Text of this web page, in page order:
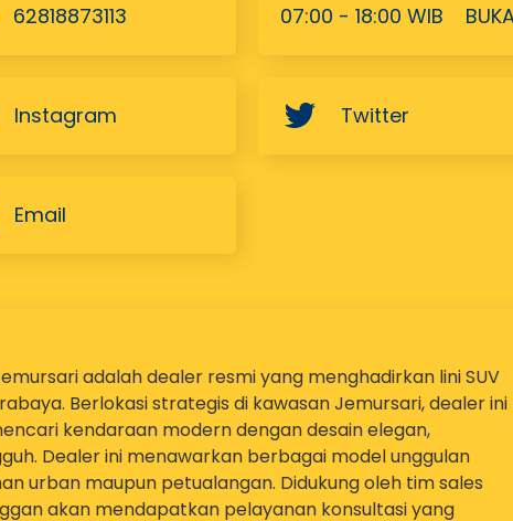
62818873113 07:00 - 18:00 WIB
adalah dealer resmi yang menghadirkan lini SUV
Berlokasi strategis di kawasan Jemursari, dealer ini
kendaraan modern dengan desain elegan,
Dealer ini menawarkan berbagai model unggulan
urban maupun petualangan. Didukung oleh tim sales
akan mendapatkan pelayanan konsultasi yang